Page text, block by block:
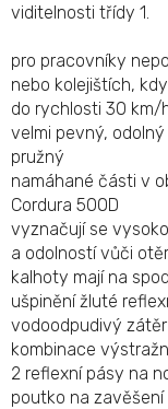
viditelnosti třídy 1.
pro pracovníky
nebo kolejištích,
do rychlosti 30 km/
velmi pevný,
pružný
namáhané části v
Cordura 500D
vyznačují se
a odolností vůči
kalhoty mají na
ušpinění žluté
vodoodpudivý zátěr
kombinace
2 reflexní pásy na
poutko na zavěšení